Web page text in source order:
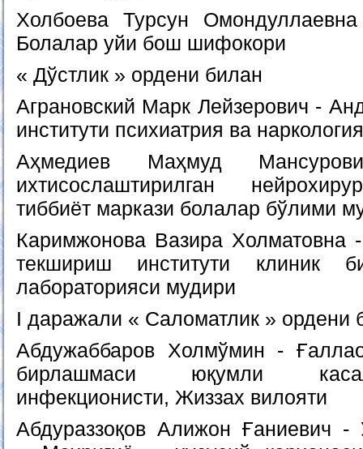
Холбоева Турсун
Болалар уйи бош шифокори
« Дўстлик » ордени билан
Аграновский Марк Лейзерович -
институти психиатрия ва
Аҳмедиев Маҳмуд
ихтисослаштирилган
тиббиёт маркази болалар бўлими
Каримжонова Вазира Холматовна
текшириш институти клиник
лабораторияси мудири
I даражали « Саломатлик » ордени
Абдужаббаров Холмўмин -
бирлашмаси юқумли
инфекционисти, Жиззах вилояти
Абдураззоқов Алижон Ғаниевич -